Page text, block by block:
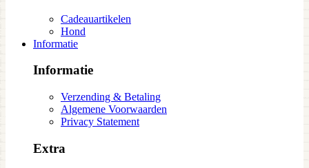
Cadeauartikelen
Hond
Informatie
Informatie
Verzending & Betaling
Algemene Voorwaarden
Privacy Statement
Extra